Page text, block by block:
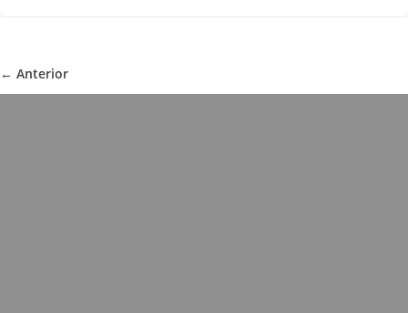
← Anterior